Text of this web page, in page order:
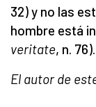
32) y no las
hombre está
veritate, n. 76).
El autor de